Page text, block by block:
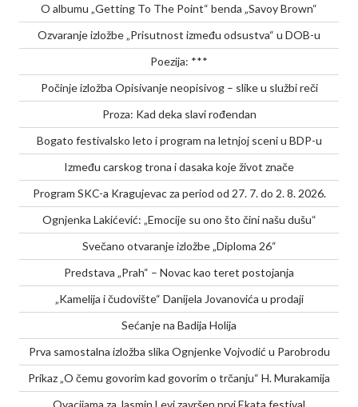
O albumu „Getting To The Point“ benda „Savoy Brown“
Ozvaranje izložbe „Prisutnost između odsustva“ u DOB-u
Poezija: ***
Počinje izložba Opisivanje neopisivog – slike u službi reči
Proza: Kad deka slavi rođendan
Bogato festivalsko leto i program na letnjoj sceni u BDP-u
Između carskog trona i dasaka koje život znače
Program SKC-a Kragujevac za period od 27. 7. do 2. 8. 2026.
Ognjenka Lakićević: „Emocije su ono što čini našu dušu“
Svečano otvaranje izložbe „Diploma 26“
Predstava „Prah“ – Novac kao teret postojanja
„Kamelija i čudovište“ Danijela Jovanovića u prodaji
Sećanje na Badija Holija
Prva samostalna izložba slika Ognjenke Vojvodić u Parobrodu
Prikaz „O čemu govorim kad govorim o trčanju“ H. Murakamija
Ovacijama za Jasmin Levi završen prvi Ekata festival